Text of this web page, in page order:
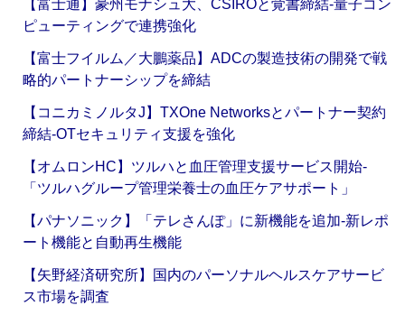
【富士通】豪州モナシュ大、CSIROと覚書締結‐量子コン
ピューティングで連携強化
【富士フイルム／大鵬薬品】ADCの製造技術の開発で戦
略的パートナーシップを締結
【コニカミノルタJ】TXOne Networksとパートナー契約
締結‐OTセキュリティ支援を強化
【オムロンHC】ツルハと血圧管理支援サービス開始‐
「ツルハグループ管理栄養士の血圧ケアサポート」
【パナソニック】「テレさんぽ」に新機能を追加‐新レポ
ート機能と自動再生機能
【矢野経済研究所】国内のパーソナルヘルスケアサービ
ス市場を調査